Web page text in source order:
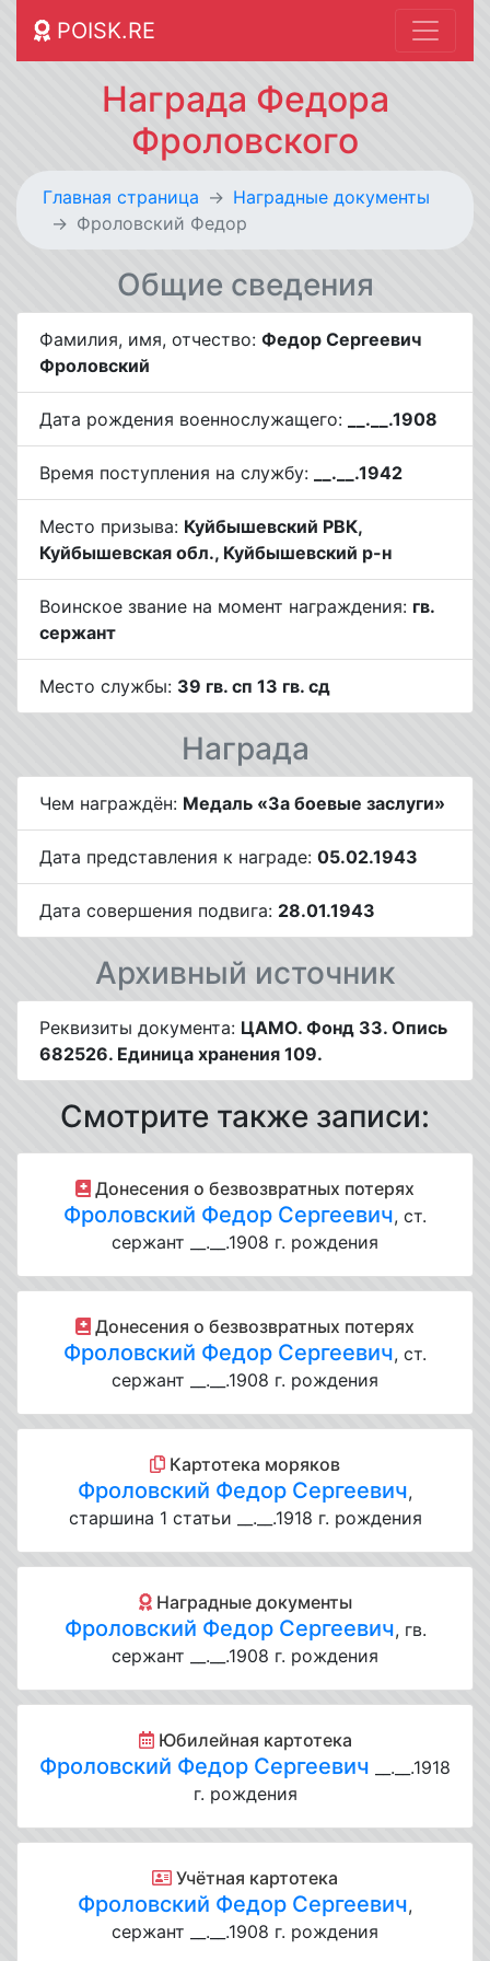
POISK.RE
Награда Федора
Фроловского
Главная страница
Наградные документы
Фроловский Федор
Общие сведения
Фамилия, имя, отчество: Федор Сергеевич
Фроловский
Дата рождения военнослужащего: __.__.1908
Время поступления на службу: __.__.1942
Место призыва: Куйбышевский РВК,
Куйбышевская обл., Куйбышевский р-н
Воинское звание на момент награждения: гв.
сержант
Место службы: 39 гв. сп 13 гв. сд
Награда
Чем награждён: Медаль «За боевые заслуги»
Дата представления к награде: 05.02.1943
Дата совершения подвига: 28.01.1943
Архивный источник
Реквизиты документа: ЦАМО. Фонд 33. Опись
682526. Единица хранения 109.
Смотрите также записи:
Донесения о безвозвратных потерях
Фроловский Федор Сергеевич, ст.
сержант __.__.1908 г. рождения
Донесения о безвозвратных потерях
Фроловский Федор Сергеевич, ст.
сержант __.__.1908 г. рождения
Картотека моряков
Фроловский Федор Сергеевич,
старшина 1 статьи __.__.1918 г. рождения
Наградные документы
Фроловский Федор Сергеевич, гв.
сержант __.__.1908 г. рождения
Юбилейная картотека
Фроловский Федор Сергеевич __.__.1918
г. рождения
Учётная картотека
Фроловский Федор Сергеевич,
сержант __.__.1908 г. рождения